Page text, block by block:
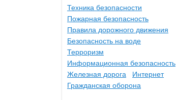
Техника безопасности
Пожарная безопасность
Правила дорожного движения
Безопасность на воде
Терроризм
Информационная безопасность
Железная дорога
Интернет
Гражданская оборона